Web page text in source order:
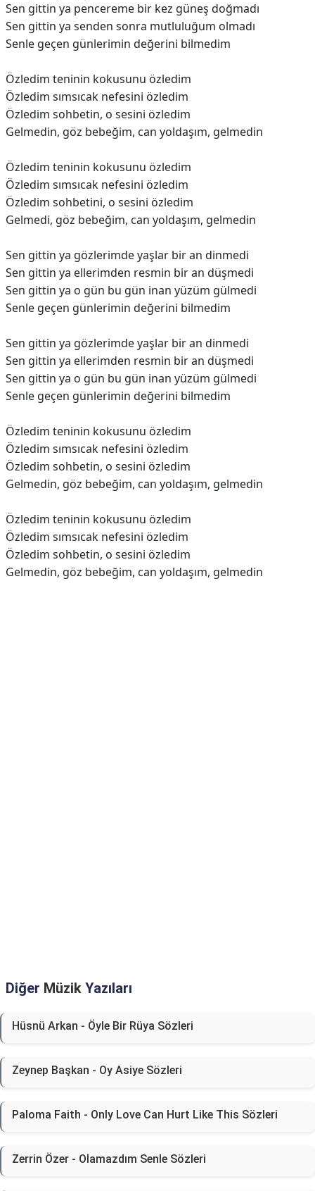
Sen gittin ya pencereme bir kez güneş doğmadı
Sen gittin ya senden sonra mutluluğum olmadı
Senle geçen günlerimin değerini bilmedim
Özledim teninin kokusunu özledim
Özledim sımsıcak nefesini özledim
Özledim sohbetin, o sesini özledim
Gelmedin, göz bebeğim, can yoldaşım, gelmedin
Özledim teninin kokusunu özledim
Özledim sımsıcak nefesini özledim
Özledim sohbetini, o sesini özledim
Gelmedi, göz bebeğim, can yoldaşım, gelmedin
Sen gittin ya gözlerimde yaşlar bir an dinmedi
Sen gittin ya ellerimden resmin bir an düşmedi
Sen gittin ya o gün bu gün inan yüzüm gülmedi
Senle geçen günlerimin değerini bilmedim
Sen gittin ya gözlerimde yaşlar bir an dinmedi
Sen gittin ya ellerimden resmin bir an düşmedi
Sen gittin ya o gün bu gün inan yüzüm gülmedi
Senle geçen günlerimin değerini bilmedim
Özledim teninin kokusunu özledim
Özledim sımsıcak nefesini özledim
Özledim sohbetin, o sesini özledim
Gelmedin, göz bebeğim, can yoldaşım, gelmedin
Özledim teninin kokusunu özledim
Özledim sımsıcak nefesini özledim
Özledim sohbetin, o sesini özledim
Gelmedin, göz bebeğim, can yoldaşım, gelmedin
Diğer Müzik Yazıları
Hüsnü Arkan - Öyle Bir Rüya Sözleri
Zeynep Başkan - Oy Asiye Sözleri
Paloma Faith - Only Love Can Hurt Like This Sözleri
Zerrin Özer - Olamazdım Senle Sözleri